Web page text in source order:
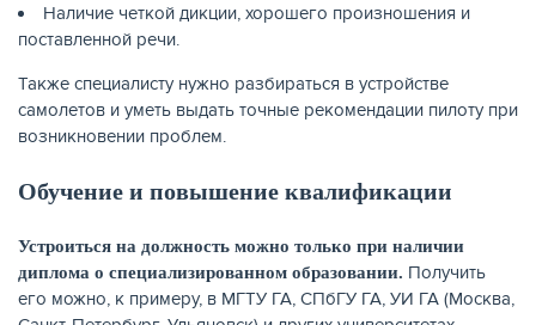
Наличие четкой дикции, хорошего произношения и
поставленной речи.
Также специалисту нужно разбираться в устройстве
самолетов и уметь выдать точные рекомендации пилоту при
возникновении проблем.
Обучение и повышение квалификации
Устроиться на должность можно только при наличии
диплома о специализированном образовании. Получить
его можно, к примеру, в МГТУ ГА, СПбГУ ГА, УИ ГА (Москва,